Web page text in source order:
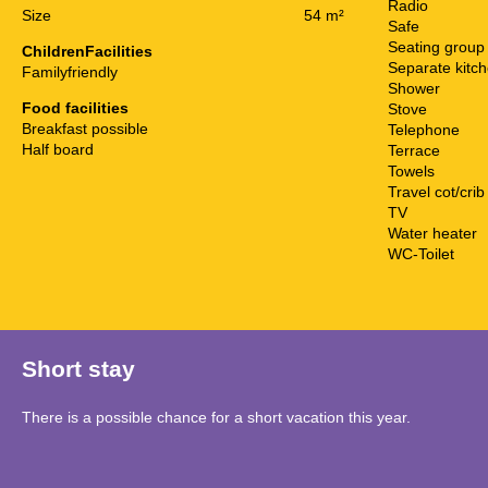
Size
54 m²
ChildrenFacilities
Familyfriendly
Food facilities
Breakfast possible
Half board
Radio
Safe
Seating group
Separate
Shower
Stove
Telephone
Terrace
Towels
Travel cot/crib
TV
Water heater
WC-Toilet
Short stay
There is a possible chance for a short vacation this year.